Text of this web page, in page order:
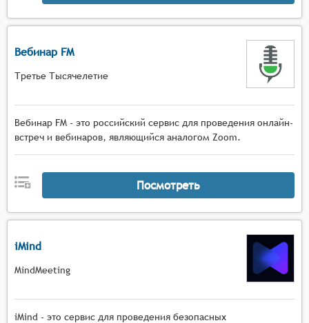
Вебинар FM
Третье Тысячелетие
Вебинар FM - это российский сервис для проведения онлайн-
встреч и вебинаров, являющийся аналогом Zoom.
Посмотреть
iMind
MindMeeting
iMind - это сервис для проведения безопасных